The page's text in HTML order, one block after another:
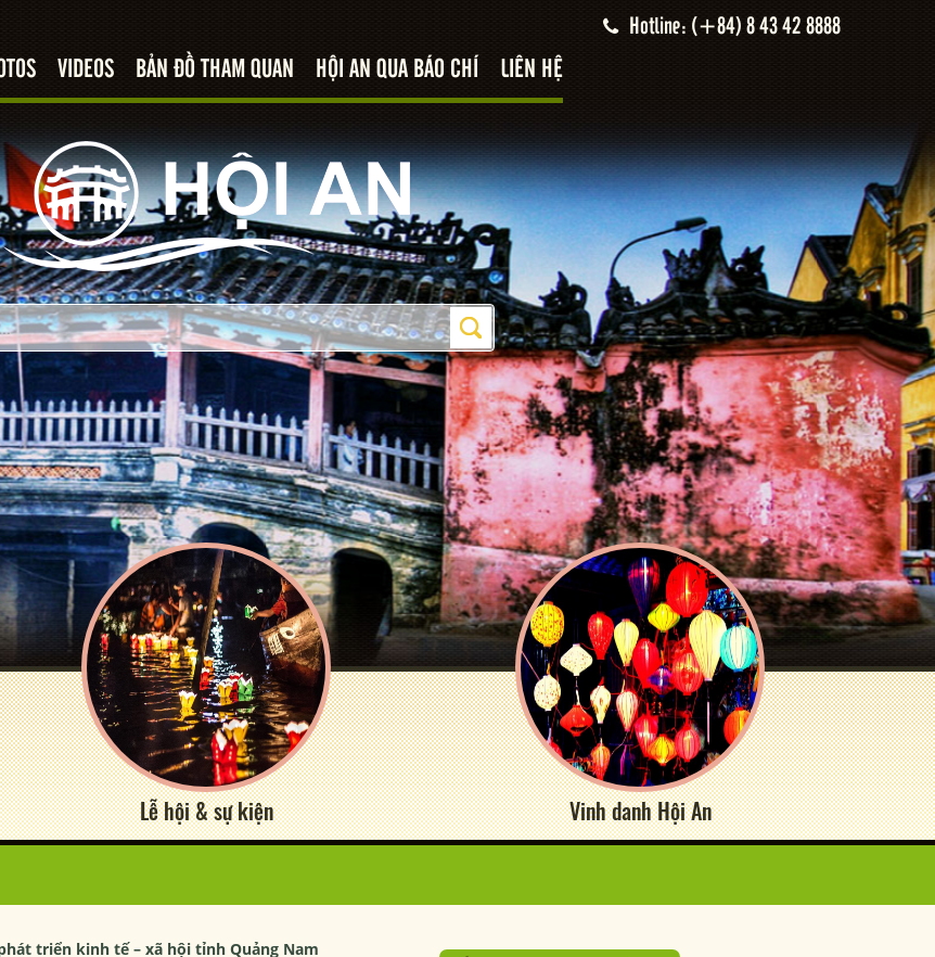
Hotline: (+84) 8 43 42 8888
VIDEOS BẢN ĐỒ THAM QUAN HỘI AN QUA BÁO CHÍ LIÊN HỆ
Lễ hội & sự kiện Vinh danh Hội An
triển kinh tế – xã hội tỉnh Quảng Nam